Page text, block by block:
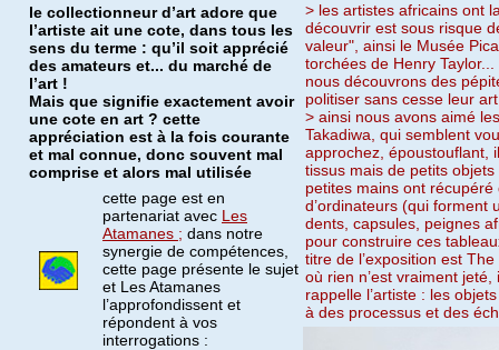
le collectionneur d’art adore que
l’artiste ait une cote, dans tous les
sens du terme : qu’il soit apprécié
des amateurs et... du marché de
l’art !
Mais que signifie exactement avoir
une cote en art ? cette
appréciation est à la fois courante
et mal connue, donc souvent mal
comprise et alors mal utilisée
cette page est en
partenariat avec Les
Atamanes ; dans notre
synergie de compétences,
cette page présente le sujet
et Les Atamanes
l’approfondissent et
répondent à vos
interrogations :
> les artistes africains ont
découvrir est sous risque
valeur", ainsi le Musée
torchées de Henry
nous découvrons des
politiser sans cesse leur
> ainsi nous avons aimé
Takadiwa, qui semblent
approchez, époustouflant,
tissus mais de petits
petites mains ont
d’ordinateurs (qui forment
dents, capsules, peignes
pour construire ces
titre de l’exposition est
où rien n’est vraiment
rappelle l’artiste : les
à des processus et des